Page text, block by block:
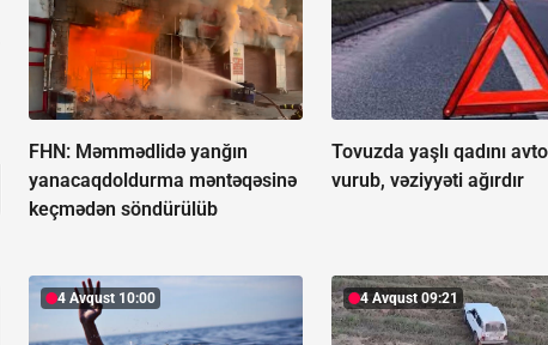
FHN: Məmmədlidə yanğın
yanacaqdoldurma məntəqəsinə
keçmədən söndürülüb
Tovuzda yaşlı qadını
vurub, vəziyyəti ağırdır
4 Avqust 10:00 4 Avqust 09:21